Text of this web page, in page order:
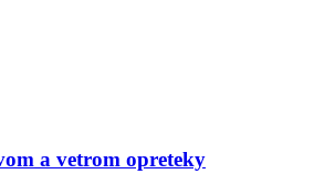
a vetrom opreteky